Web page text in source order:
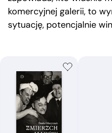
komercyjnej galerii, to
sytuację, potencjalnie